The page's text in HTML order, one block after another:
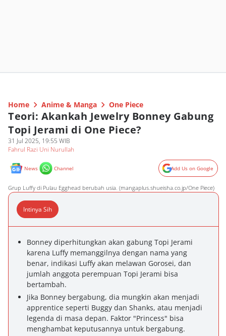
Home Anime & Manga One Piece
Teori: Akankah Jewelry Bonney Gabung
Topi Jerami di One Piece?
31 Jul 2025, 19:55 WIB
Fahrul Razi Uni Nurullah
News Channel Add Us on Google
Grup Luffy di Pulau Egghead berubah usia. (mangaplus.shueisha.co.jp/One Piece)
Intinya Sih
Bonney diperhitungkan akan gabung Topi Jerami
karena Luffy memanggilnya dengan nama yang
benar, indikasi Luffy akan melawan Gorosei, dan
jumlah anggota perempuan Topi Jerami bisa
bertambah.
Jika Bonney bergabung, dia mungkin akan menjadi
apprentice seperti Buggy dan Shanks, atau menjadi
legenda di masa depan. Faktor "Princess" bisa
menghambat keputusannya untuk bergabung.